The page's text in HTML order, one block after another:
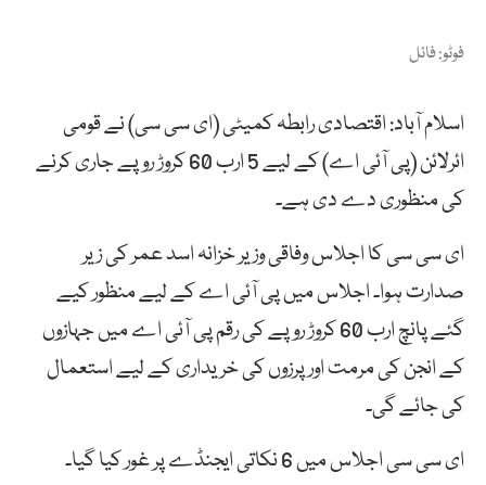
فوٹو: فائل
اسلام آباد: اقتصادی رابطہ کمیٹی (ای سی سی) نے قومی
ائرلائن (پی آئی اے) کے لیے 5 ارب 60 کروڑ روپے جاری کرنے
کی منظوری دے دی ہے۔
ای سی سی کا اجلاس وفاقی وزیر خزانہ اسد عمر کی زیر
صدارت ہوا۔ اجلاس میں پی آئی اے کے لیے منظور کیے
گئے پانچ ارب 60 کروڑ روپے کی رقم پی آئی اے میں جہازوں
کے انجن کی مرمت اور پرزوں کی خریداری کے لیے استعمال
کی جائے گی۔
ای سی سی اجلاس میں 6 نکاتی ایجنڈے پر غور کیا گیا۔